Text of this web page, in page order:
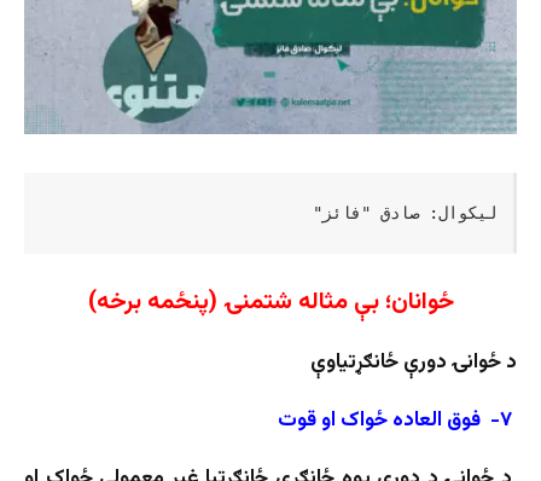
لیکوال: صادق "فائز"
ځوانان؛ بې مثاله شتمنۍ (پنځمه برخه)
د ځوانۍ دورې ځانګړتیاوې